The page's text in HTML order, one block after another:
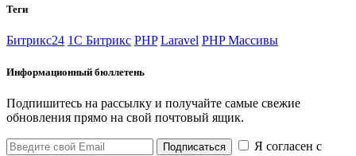
Теги
Битрикс24 1С Битрикс PHP Laravel PHP Массивы
Информационный бюллетень
Подпишитесь на рассылку и получайте самые свежие
обновления прямо на свой почтовый ящик.
Подписаться
Я согласен с